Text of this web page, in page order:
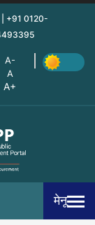
+91 0120-
मेनू